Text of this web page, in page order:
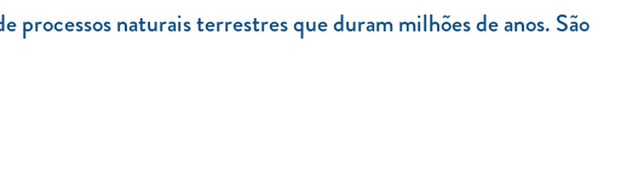
processos naturais terrestres que duram milhões de anos. São